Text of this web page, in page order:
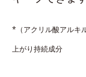
*（アクリル酸アルキ
上がり持続成分